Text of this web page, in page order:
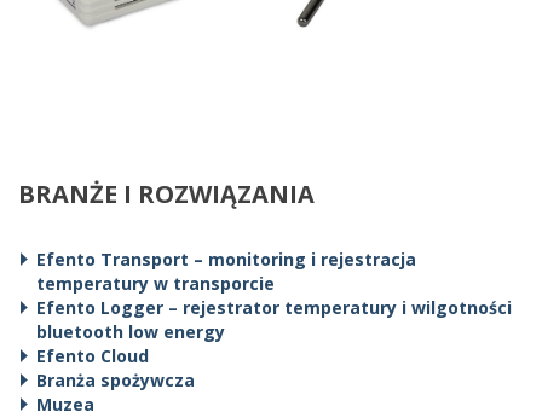
BRANŻE I ROZWIĄZANIA
Efento Transport – monitoring i rejestracja
temperatury w transporcie
Efento Logger – rejestrator temperatury i wilgotności
bluetooth low energy
Efento Cloud
Branża spożywcza
Muzea